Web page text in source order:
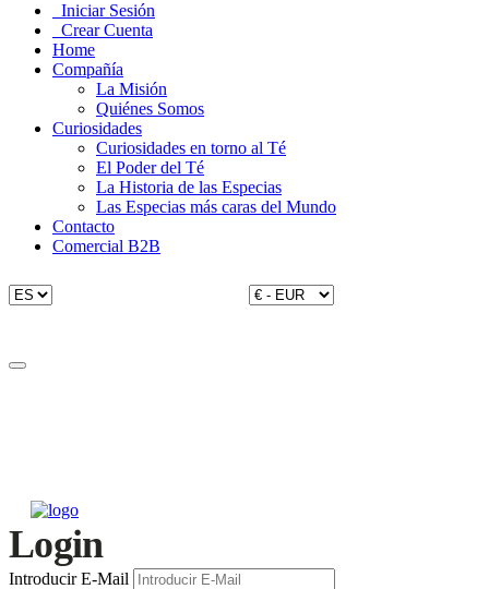
Iniciar Sesión
Crear Cuenta
Home
Compañía
La Misión
Quiénes Somos
Curiosidades
Curiosidades en torno al Té
El Poder del Té
La Historia de las Especias
Las Especias más caras del Mundo
Contacto
Comercial B2B
Login
Introducir E-Mail